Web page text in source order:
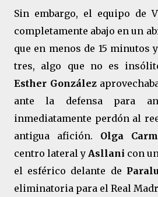
Sin embargo, el equipo de
completamente abajo en un
que en menos de 15 minutos
tres, algo que no es
Esther González
ante la defensa para
inmediatamente perdón al
antigua afición. Olga
centro lateral y Asllani con
el esférico delante de
eliminatoria para el Real